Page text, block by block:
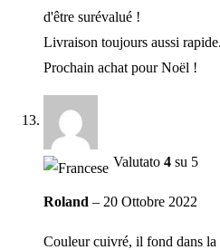
d'être surévalué !
Livraison toujours aussi rapide.
Prochain achat pour Noël !
Valutato 4 su 5
Roland – 20 Ottobre 2022
Couleur cuivré, il fond dans